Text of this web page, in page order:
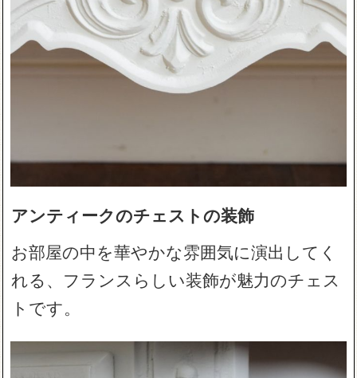
アンティークのチェストの装飾
お部屋の中を華やかな雰囲気に演出してく
れる、フランスらしい装飾が魅力のチェス
トです。